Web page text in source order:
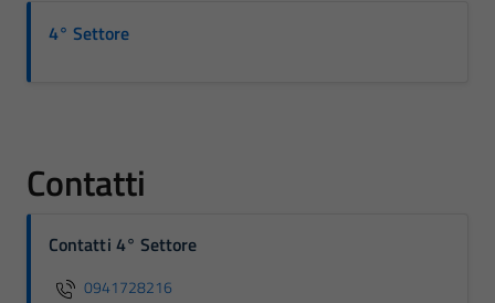
4° Settore
Contatti
Contatti 4° Settore
0941728216